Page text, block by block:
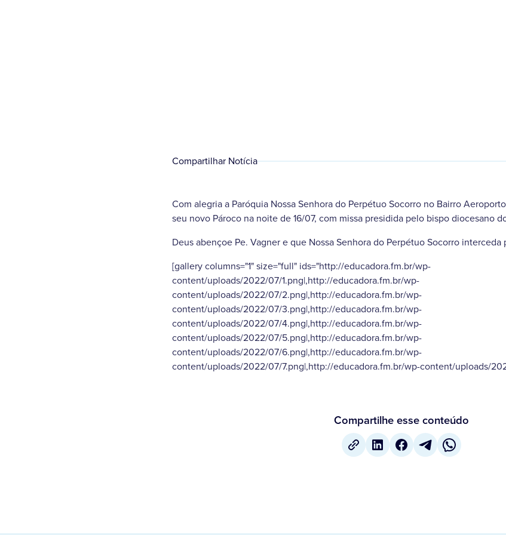
Compartilhar Notícia
Com alegria a Paróquia Nossa Senhora do Perpétuo Socorro no Bairro
seu novo Pároco na noite de 16/07, com missa presidida pelo bispo diocesano
Deus abençoe Pe. Vagner e que Nossa Senhora do Perpétuo Socorro interceda
[gallery columns="1" size="full" ids="http://educadora.fm.br/wp-
content/uploads/2022/07/1.png|,http://educadora.fm.br/wp-
content/uploads/2022/07/2.png|,http://educadora.fm.br/wp-
content/uploads/2022/07/3.png|,http://educadora.fm.br/wp-
content/uploads/2022/07/4.png|,http://educadora.fm.br/wp-
content/uploads/2022/07/5.png|,http://educadora.fm.br/wp-
content/uploads/2022/07/6.png|,http://educadora.fm.br/wp-
content/uploads/2022/07/7.png|,http://educadora.fm.br/wp-content/uploads/
Compartilhe esse conteúdo